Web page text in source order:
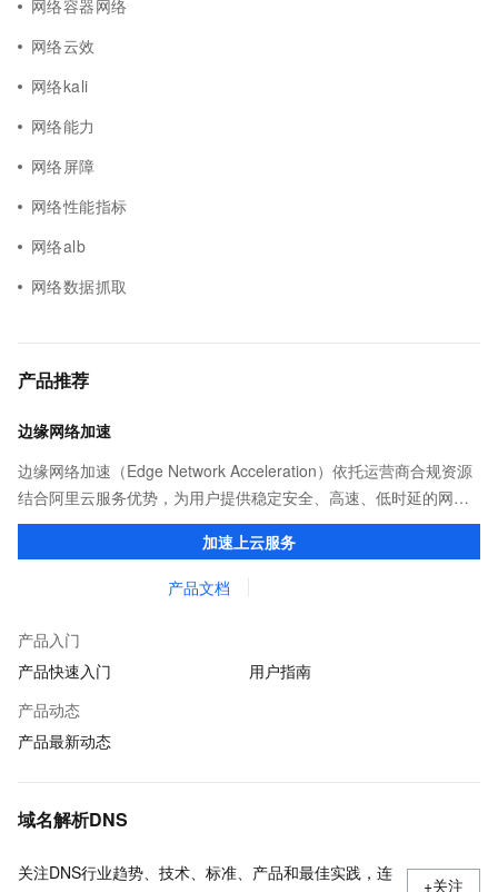
网络容器网络
网络云效
网络kali
网络能力
网络屏障
网络性能指标
网络alb
网络数据抓取
产品推荐
边缘网络加速
边缘网络加速（Edge Network Acceleration）依托运营商合规资源
结合阿里云服务优势，为用户提供稳定安全、高速、低时延的网络
传输，解决客户不同站点的连接、组网、数据安全传输、业务质量
加速上云服务
产品文档
产品入门
产品快速入门
用户指南
产品动态
产品最新动态
域名解析DNS
关注DNS行业趋势、技术、标准、产品和最佳实践，连
+关注